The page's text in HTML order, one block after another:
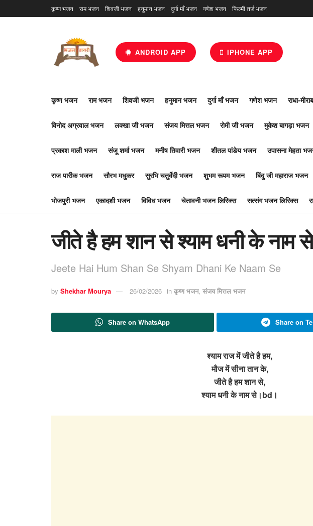
कृष्ण भजन राम भजन शिवजी भजन हनुमान भजन दुर्गा माँ भजन गणेश भजन फिल्मी तर्ज भजन
ANDROID APP IPHONE APP
कृष्ण भजन राम भजन शिवजी भजन हनुमान भजन दुर्गा माँ भजन गणेश भजन राधा-
विनोद अग्रवाल भजन लक्खा जी भजन संजय मित्तल भजन रोमी जी भजन मुकेश बागड़ा भजन
प्रकाश माली भजन संजू शर्मा भजन मनीष तिवारी भजन शीतल पांडेय भजन उपासना मेहता
राज पारीक भजन सौरभ मधुकर सुरभि चतुर्वेदी भजन शुभम रूपम भजन बिंदु जी महाराज भजन
भोजपुरी भजन एकादशी भजन विविध भजन चेतावनी भजन लिरिक्स सत्संग भजन लिरिक्स
जीते है हम शान से श्याम धनी के नाम से
Jeete Hai Hum Shan Se Shyam Dhani Ke Naam Se
by Shekhar Mourya 26/02/2026 in कृष्ण भजन, संजय मित्तल भजन
Share on WhatsApp Share on
श्याम राज में जीते है हम,
मौज में सीना तान के,
जीते है हम शान से,
श्याम धनी के नाम से।bd।